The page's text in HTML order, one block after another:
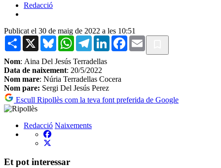
Redacció
Publicat el 30 de maig de 2022 a les 10:51
Share X BlueskyWhatsAppTelegramLinkedInFacebook
Email
Nom: Aina Del Jesús Terradellas
Data de naixement: 20/5/2022
Nom mare: Núria Terradellas Cocera
Nom pare: Sergi Del Jesús Perez
Escull Ripollès com la teva font preferida de Google
Redacció Naixements
Et pot interessar